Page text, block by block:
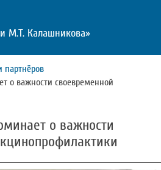
М.Т. Калашникова»
партнёров
о важности своевременной
о важности